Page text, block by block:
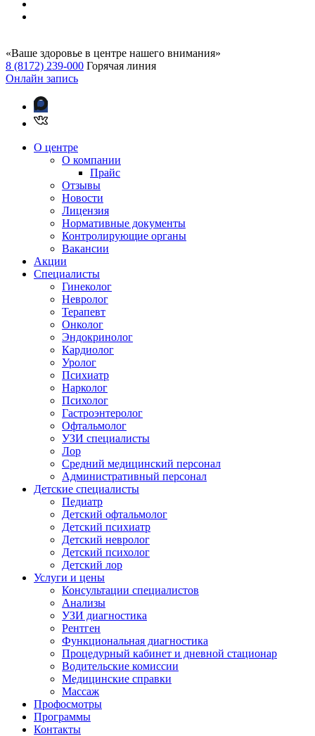
«Ваше здоровье в центре нашего внимания»
8 (8172) 239-000 Горячая линия
Онлайн запись
О центре
О компании
Прайс
Отзывы
Новости
Лицензия
Нормативные документы
Контролирующие органы
Вакансии
Акции
Специалисты
Гинеколог
Невролог
Терапевт
Онколог
Эндокринолог
Кардиолог
Уролог
Психиатр
Нарколог
Психолог
Гастроэнтеролог
Офтальмолог
УЗИ специалисты
Лор
Средний медицинский персонал
Административный персонал
Детские специалисты
Педиатр
Детский офтальмолог
Детский психиатр
Детский невролог
Детский психолог
Детский лор
Услуги и цены
Консультации специалистов
Анализы
УЗИ диагностика
Рентген
Функциональная диагностика
Процедурный кабинет и дневной стационар
Водительские комиссии
Медицинские справки
Массаж
Профосмотры
Программы
Контакты